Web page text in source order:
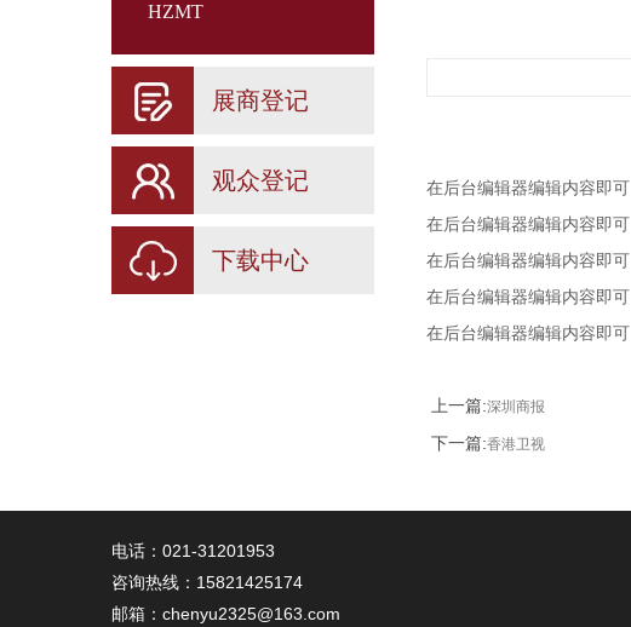
HZMT
展商登记
观众登记
下载中心
在后台编辑器编辑内容即可
在后台编辑器编辑内容即可
在后台编辑器编辑内容即可
在后台编辑器编辑内容即可
在后台编辑器编辑内容即可
上一篇:深圳商报
下一篇:香港卫视
电话：021-31201953
咨询热线： 15821425174
邮箱：chenyu2325@163.com